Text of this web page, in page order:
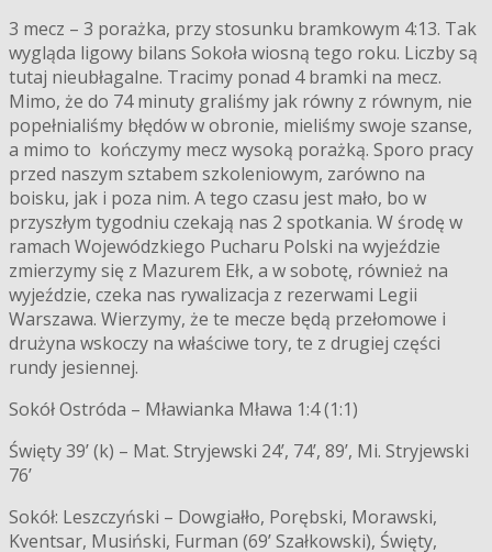
3 mecz – 3 porażka, przy stosunku bramkowym 4:13. Tak
wygląda ligowy bilans Sokoła wiosną tego roku. Liczby są
tutaj nieubłagalne. Tracimy ponad 4 bramki na mecz.
Mimo, że do 74 minuty graliśmy jak równy z równym, nie
popełnialiśmy błędów w obronie, mieliśmy swoje szanse,
a mimo to kończymy mecz wysoką porażką. Sporo pracy
przed naszym sztabem szkoleniowym, zarówno na
boisku, jak i poza nim. A tego czasu jest mało, bo w
przyszłym tygodniu czekają nas 2 spotkania. W środę w
ramach Wojewódzkiego Pucharu Polski na wyjeździe
zmierzymy się z Mazurem Ełk, a w sobotę, również na
wyjeździe, czeka nas rywalizacja z rezerwami Legii
Warszawa. Wierzymy, że te mecze będą przełomowe i
drużyna wskoczy na właściwe tory, te z drugiej części
rundy jesiennej.
Sokół Ostróda – Mławianka Mława 1:4 (1:1)
Święty 39’ (k) – Mat. Stryjewski 24’, 74’, 89’, Mi. Stryjewski
76’
Sokół: Leszczyński – Dowgiałło, Porębski, Morawski,
Kventsar, Musiński, Furman (69’ Szałkowski), Święty,